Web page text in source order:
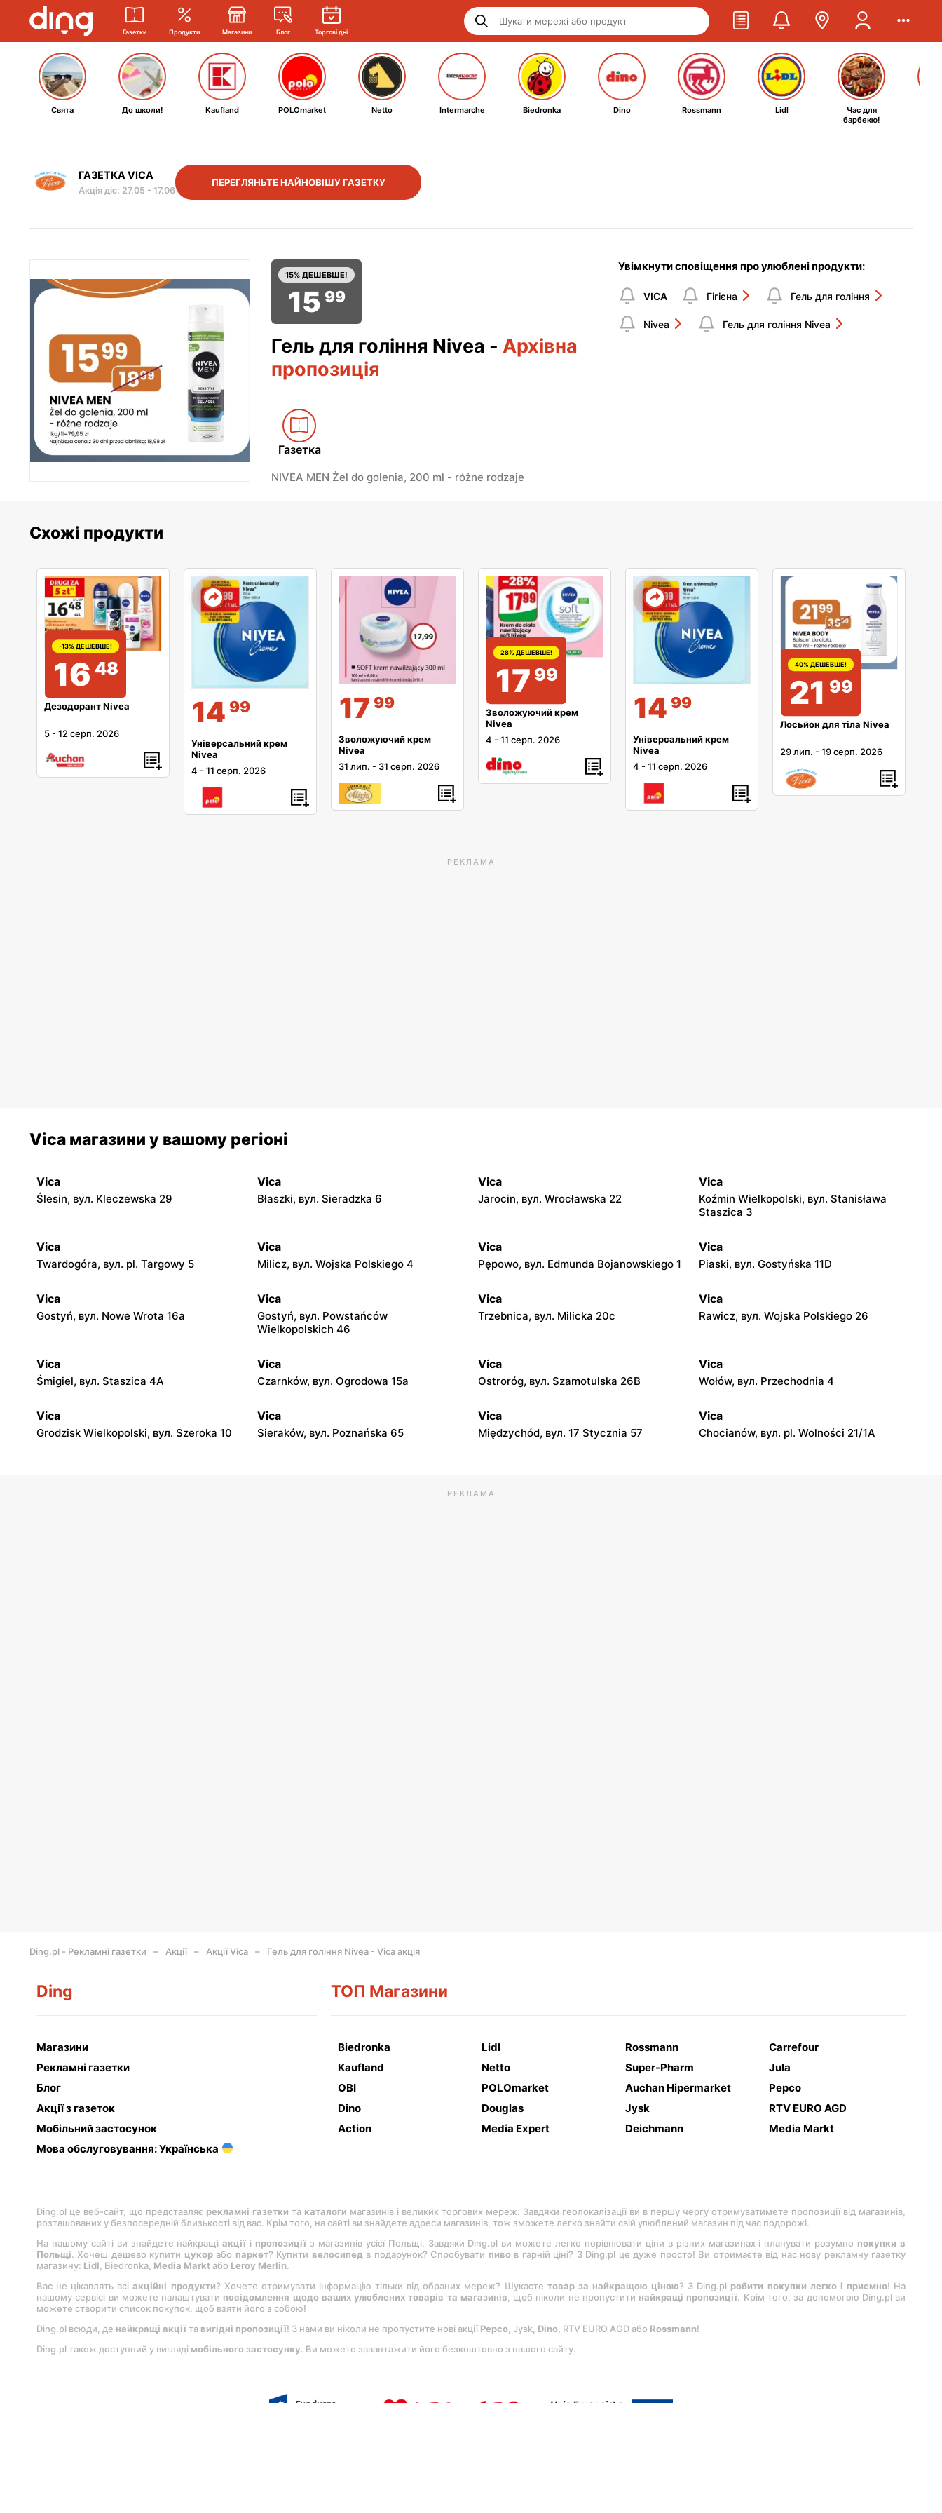
Газетки Продукти Магазини Блог Торгові дні
Свята До школи! Kaufland POLOmarket Netto Intermarche Biedronka Dino Rossmann Lidl
Час для
барбекю!
ГАЗЕТКА VICA
Акція діє: 27.05 - 17.06
ПЕРЕГЛЯНЬТЕ НАЙНОВІШУ ГАЗЕТКУ
15% ДЕШЕВШЕ!
15 99
Гель для гоління Nivea - Архівна
пропозиція
Газетка
NIVEA MEN Żel do golenia, 200 ml - różne rodzaje
Увімкнути сповіщення про улюблені продукти:
VICA Гігієна Гель для гоління
Nivea Гель для гоління Nivea
Схожі продукти
-13% ДЕШЕВШЕ!
16 48
Дезодорант Nivea
5 -12 серп. 2026
14 99
Універсальний крем
Nivea
4 -11 серп. 2026
17 99
Зволожуючий крем
Nivea
31 лип. - 31 серп. 2026
28% ДЕШЕВШЕ!
17 99
Зволожуючий крем
Nivea
4 -11 серп. 2026
14 99
Універсальний крем
Nivea
4 -11 серп. 2026
40% ДЕШЕВШЕ!
21 99
Лосьйон для тіла Nivea
29 лип. -19 серп. 2026
РЕКЛАМА
Vica магазини у вашому регіоні
Vica
Ślesin, вул. Kleczewska 29
Vica
Błaszki, вул. Sieradzka 6
Vica
Jarocin, вул. Wrocławska 22
Vica
Koźmin Wielkopolski, вул. Stanisława
Staszica 3
Vica
Twardogóra, вул. pl. Targowy 5
Vica
Milicz, вул. Wojska Polskiego 4
Vica
Pępowo, вул. Edmunda Bojanowskiego 1
Vica
Piaski, вул. Gostyńska 11D
Vica
Gostyń, вул. Nowe Wrota 16a
Vica
Gostyń, вул. Powstańców
Wielkopolskich 46
Vica
Trzebnica, вул. Milicka 20c
Vica
Rawicz, вул. Wojska Polskiego 26
Vica
Śmigiel, вул. Staszica 4A
Vica
Czarnków, вул. Ogrodowa 15a
Vica
Ostroróg, вул. Szamotulska 26B
Vica
Wołów, вул. Przechodnia 4
Vica
Grodzisk Wielkopolski, вул. Szeroka 10
Vica
Sieraków, вул. Poznańska 65
Vica
Międzychód, вул. 17 Stycznia 57
Vica
Chocianów, вул. pl. Wolności 21/1A
РЕКЛАМА
Ding.pl - Рекламні газетки Акції Акції Vica Гель для гоління Nivea - Vica акція
Ding
Магазини
Рекламні газетки
Блог
Акції з газеток
Мобільний застосунок
Мова обслуговування: Українська
ТОП Магазини
Biedronka Lidl Rossmann
Carrefour
Kaufland
Netto Super-Pharm
Jula
OBI
POLOmarket Auchan Hipermarket
Pepco
Dino
Douglas Jysk
RTV EURO AGD
Action
Media Expert Deichmann Media Markt
Ding.pl це веб-сайт, що представляє рекламні газетки та каталоги магазинів і великих торгових мереж. Завдяки геолокалізації ви в першу чергу отримуватимете пропозиції від магазинів,
розташованих у безпосередній близькості від вас. Крім того, на сайті ви знайдете адреси магазинів, тож зможете легко знайти свій улюблений магазин під час подорожі.
На нашому сайті ви знайдете найкращіакції і пропозиції з магазинів усієї Польщі. Завдяки Ding.pl ви можете легко порівнювати ціни в різних магазинах і планувати розумно покупки в
Польщі. Хочеш дешево купити цукорабо паркет? Купити велосипедв подарунок? Спробувати пивов гарній ціні? З Ding.pl це дуже просто! Ви отримаєте від нас нову рекламну газетку
магазину: Lіdl, Bіedronka, Medіa Markt або Leroy Merlіn.
Вас не цікавлять всіакційні продукти? Хочете отримувати інформацію тільки від обраних мереж? Шукаєте товар за найкращою ціною? З Ding.pl робити покупки легко і приємно! На
нашому сервісі ви можете налаштувати повідомлення щодо ваших улюблених товарів та магазинів, щоб ніколи не пропустити найкращі пропозиції. Крім того, за допомогою Ding.pl ви
можете створити список покупок, щоб взяти його з собою!
Ding.pl всюди, де найкращі акціїта вигідні пропозиції! З нами ви ніколи не пропустите нові акціїPepco, Jysk, Dіno, RTV EURO AGD або Rossmann!
Ding.pl також доступний у вигляді мобільного застосунку. Ви можете завантажити його безкоштовно з нашого сайту.